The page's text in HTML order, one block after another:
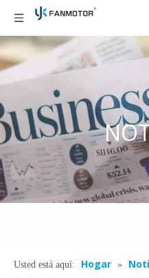
Usted está aquí: Hogar »